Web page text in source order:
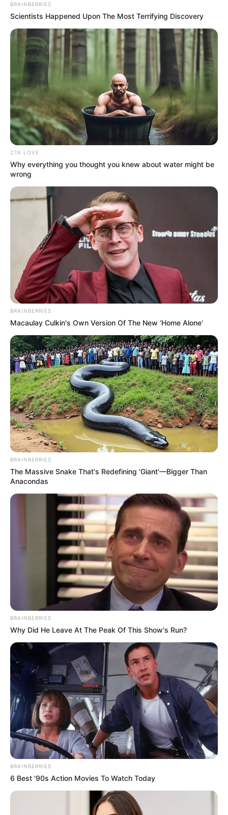
ΠΟΥ ΕΓΙΝΕ ΤΡΟΧΑΙΟ ΣΤΗΝ ΕΥΒΟΙΑ
ΤΑΥΤΟΤΗΤΑ ΚΑΙ ΕΠΙΚΟΙΝΩΝΙΑ ΟΡΟΙ ΧΡΗΣΗΣ
BRAINBERRIES
Scientists Happened Upon The Most Terrifying Discovery
CTA LOVE
Why everything you thought you knew about water might be
wrong
BRAINBERRIES
Macaulay Culkin's Own Version Of The New ‘Home Alone’
BRAINBERRIES
The Massive Snake That's Redefining 'Giant'—Bigger Than
Anacondas
BRAINBERRIES
Why Did He Leave At The Peak Of This Show's Run?
BRAINBERRIES
6 Best '90s Action Movies To Watch Today